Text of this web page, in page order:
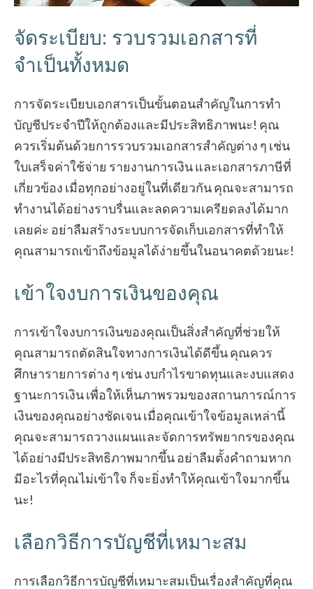
จัดระเบียบ: รวบรวมเอกสารที่
จำเป็นทั้งหมด
การจัดระเบียบเอกสารเป็นขั้นตอนสำคัญในการทำ
บัญชีประจำปีให้ถูกต้องและมีประสิทธิภาพนะ! คุณ
ควรเริ่มต้นด้วยการรวบรวมเอกสารสำคัญต่าง ๆ เช่น
ใบเสร็จค่าใช้จ่าย รายงานการเงิน และเอกสารภาษีที่
เกี่ยวข้อง เมื่อทุกอย่างอยู่ในที่เดียวกัน คุณจะสามารถ
ทำงานได้อย่างราบรื่นและลดความเครียดลงได้มาก
เลยค่ะ อย่าลืมสร้างระบบการจัดเก็บเอกสารที่ทำให้
คุณสามารถเข้าถึงข้อมูลได้ง่ายขึ้นในอนาคตด้วยนะ!
เข้าใจงบการเงินของคุณ
การเข้าใจงบการเงินของคุณเป็นสิ่งสำคัญที่ช่วยให้
คุณสามารถตัดสินใจทางการเงินได้ดีขึ้น คุณควร
ศึกษารายการต่าง ๆ เช่น งบกำไรขาดทุนและงบแสดง
ฐานะการเงิน เพื่อให้เห็นภาพรวมของสถานการณ์การ
เงินของคุณอย่างชัดเจน เมื่อคุณเข้าใจข้อมูลเหล่านี้
คุณจะสามารถวางแผนและจัดการทรัพยากรของคุณ
ได้อย่างมีประสิทธิภาพมากขึ้น อย่าลืมตั้งคำถามหาก
มีอะไรที่คุณไม่เข้าใจ ก็จะยิ่งทำให้คุณเข้าใจมากขึ้น
นะ!
เลือกวิธีการบัญชีที่เหมาะสม
การเลือกวิธีการบัญชีที่เหมาะสมเป็นเรื่องสำคัญที่คุณ